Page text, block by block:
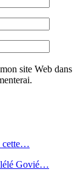
site Web dans
cette…
Govié…